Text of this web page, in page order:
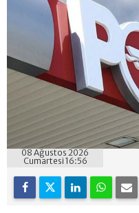
08 Ağustos 2026
Cumartesi 16:56